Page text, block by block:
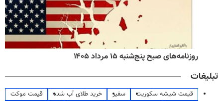
روزنامه‌های صبح پنج‌شنبه ۱۵ مرداد ۱۴۰۵
تبلیغات
قیمت شیشه سکوریت سفیر خرید طلای آب شده
قیمت موکت